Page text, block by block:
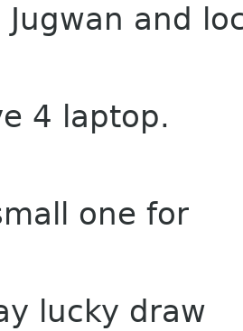
Jugwan and
4 laptop.
one for
lucky draw